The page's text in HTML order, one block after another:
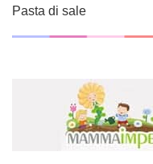
Pasta di sale